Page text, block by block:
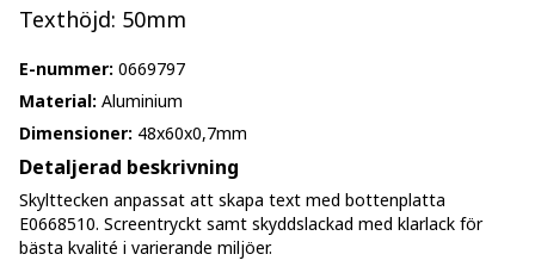
Texthöjd: 50mm
E-nummer: 0669797
Material: Aluminium
Dimensioner: 48x60x0,7mm
Detaljerad beskrivning
Skylttecken anpassat att skapa text med bottenplatta
E0668510. Screentryckt samt skyddslackad med klarlack för
bästa kvalité i varierande miljöer.